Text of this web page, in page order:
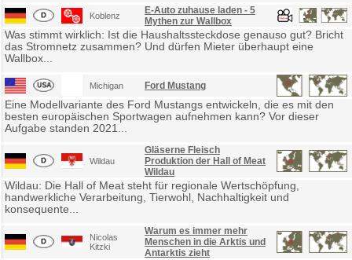
Koblenz
E-Auto zuhause laden - 5
Mythen zur Wallbox
Was stimmt wirklich: Ist die Haushaltssteckdose genauso gut? Bricht
das Stromnetz zusammen? Und dürfen Mieter überhaupt eine
Wallbox...
Michigan Ford Mustang
Eine Modellvariante des Ford Mustangs entwickeln, die es mit den
besten europäischen Sportwagen aufnehmen kann? Vor dieser
Aufgabe standen 2021...
Wildau
Gläserne Fleisch
Produktion der Hall of Meat
Wildau
Wildau: Die Hall of Meat steht für regionale Wertschöpfung,
handwerkliche Verarbeitung, Tierwohl, Nachhaltigkeit und
konsequente...
Nicolas
Kitzki
Warum es immer mehr
Menschen in die Arktis und
Antarktis zieht